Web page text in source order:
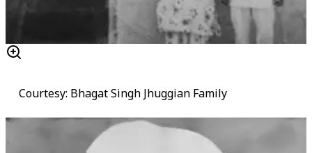
Courtesy: Bhagat Singh Jhuggian Family